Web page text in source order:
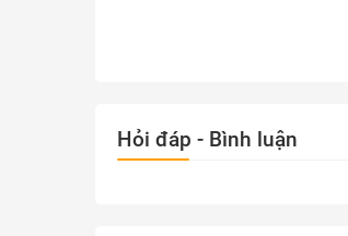
Hỏi đáp - Bình luận